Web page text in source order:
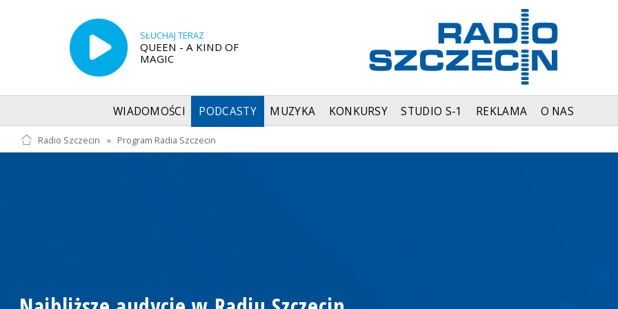
SŁUCHAJ TERAZ
QUEEN - A KIND OF
MAGIC
WIADOMOŚCI PODCASTY MUZYKA KONKURSY STUDIO S-1 REKLAMA O NAS
Radio Szczecin » Program Radia Szczecin